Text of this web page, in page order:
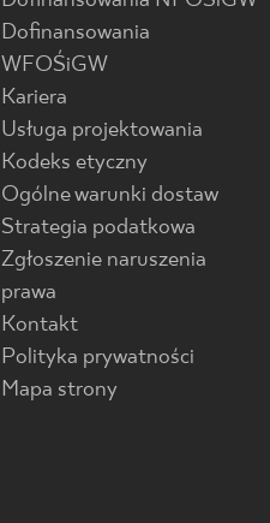
Dofinansowania
WFOŚiGW
Kariera
Usługa projektowania
Kodeks etyczny
Ogólne warunki dostaw
Strategia podatkowa
Zgłoszenie naruszenia
prawa
Kontakt
Polityka prywatności
Mapa strony